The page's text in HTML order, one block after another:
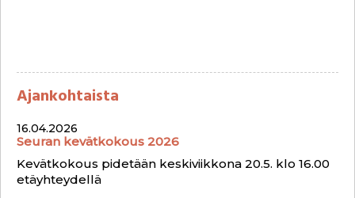
Ajankohtaista
16.04.2026
Seuran kevätkokous 2026
Kevätkokous pidetään keskiviikkona 20.5. klo 16.00
etäyhteydellä